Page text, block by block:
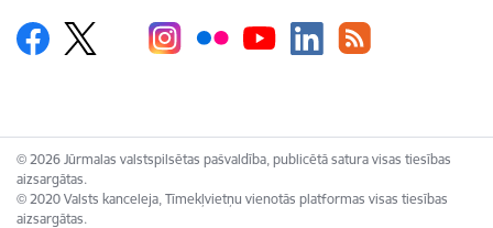
© 2026 Jūrmalas valstspilsētas pašvaldība, publicētā satura visas tiesības
aizsargātas.
© 2020 Valsts kanceleja, Tīmekļvietņu vienotās platformas visas tiesības
aizsargātas.